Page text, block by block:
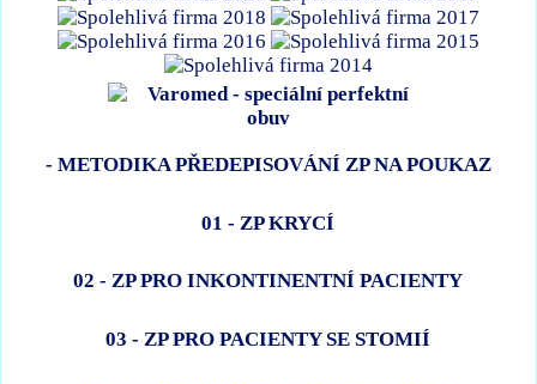
- METODIKA PŘEDEPISOVÁNÍ ZP NA POUKAZ
01 - ZP KRYCÍ
02 - ZP PRO INKONTINENTNÍ PACIENTY
03 - ZP PRO PACIENTY SE STOMIÍ